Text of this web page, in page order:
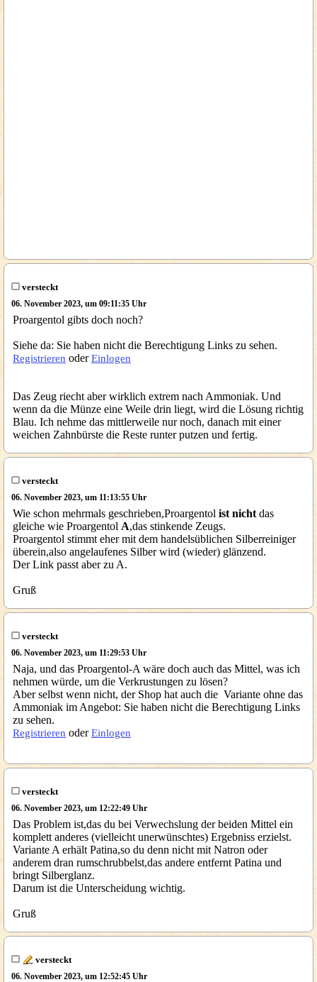
versteckt
06. November 2023, um 09:11:35 Uhr
Proargentol gibts doch noch?
Siehe da: Sie haben nicht die Berechtigung Links zu sehen.
Registrieren oderEinlogen
Das Zeug riecht aber wirklich extrem nach Ammoniak. Und
wenn da die Münze eine Weile drin liegt, wird die Lösung richtig
Blau. Ich nehme das mittlerweile nur noch, danach mit einer
weichen Zahnbürste die Reste runter putzen und fertig.
versteckt
06. November 2023, um 11:13:55 Uhr
Wie schon mehrmals geschrieben,Proargentol ist nicht das
gleiche wie Proargentol A,das stinkende Zeugs.
Proargentol stimmt eher mit dem handelsüblichen Silberreiniger
überein,also angelaufenes Silber wird (wieder) glänzend.
Der Link passt aber zu A.
Gruß
versteckt
06. November 2023, um 11:29:53 Uhr
Naja, und das Proargentol-A wäre doch auch das Mittel, was ich
nehmen würde, um die Verkrustungen zu lösen?
Aber selbst wenn nicht, der Shop hat auch die Variante ohne das
Ammoniak im Angebot: Sie haben nicht die Berechtigung Links
zu sehen.
Registrieren oderEinlogen
versteckt
06. November 2023, um 12:22:49 Uhr
Das Problem ist,das du bei Verwechslung der beiden Mittel ein
komplett anderes (vielleicht unerwünschtes) Ergebniss erzielst.
Variante A erhält Patina,so du denn nicht mit Natron oder
anderem dran rumschrubbelst,das andere entfernt Patina und
bringt Silberglanz.
Darum ist die Unterscheidung wichtig.
Gruß
versteckt
06. November 2023, um 12:52:45 Uhr